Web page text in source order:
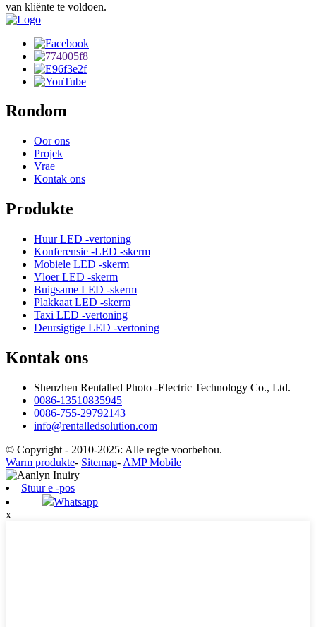
van kliënte te voldoen.
Rondom
Oor ons
Projek
Vrae
Kontak ons
Produkte
Huur LED -vertoning
Konferensie -LED -skerm
Mobiele LED -skerm
Vloer LED -skerm
Buigsame LED -skerm
Plakkaat LED -skerm
Taxi LED -vertoning
Deursigtige LED -vertoning
Kontak ons
Shenzhen Rentalled Photo -Electric Technology Co., Ltd.
0086-13510835945
0086-755-29792143
info@rentalledsolution.com
© Copyright - 2010-2025: Alle regte voorbehou.
Warm produkte- Sitemap- AMP Mobile
Stuur e -pos
Whatsapp
x